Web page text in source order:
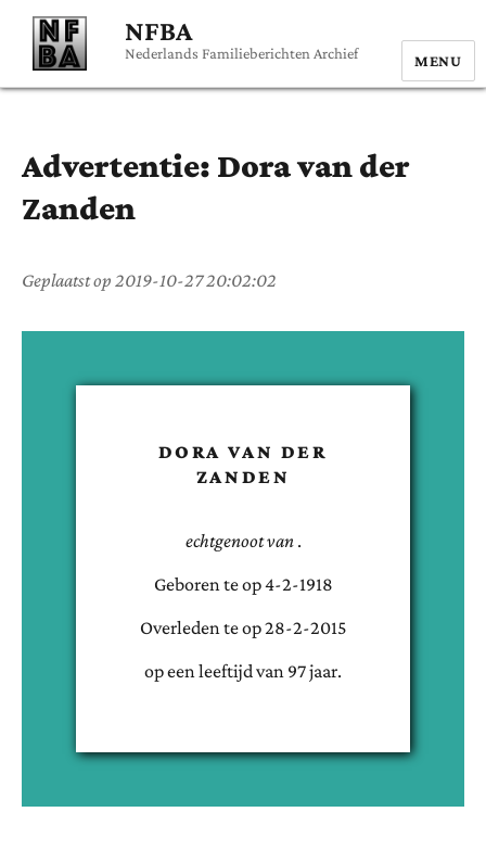
NFBA
Nederlands Familieberichten Archief MENU
Advertentie: Doravan der
Zanden
Geplaatst op 2019-10-27 20:02:02
DORA VAN DER
ZANDEN
echtgenoot van .
Geboren teop4-2-1918
Overleden teop28-2-2015
op een leeftijd van 97jaar.